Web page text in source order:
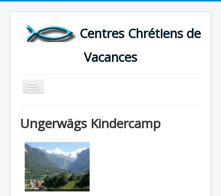
Centres Chrétiens de
Vacances
Basculer
la
CARTE DES CENTRES DE VACANCES .
LISTE DES SEJOURS DE VACANCES 2026
PLUS
Ungerwägs Kindercamp